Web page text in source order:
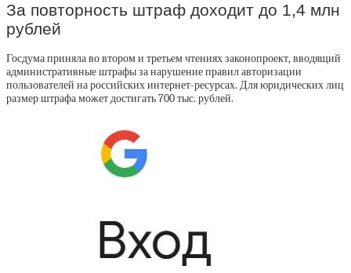
За повторность штраф доходит до 1,4 млн
рублей
Госдума приняла во втором и третьем чтениях законопроект, вводящий
административные штрафы за нарушение правил авторизации
пользователей на российских интернет-ресурсах. Для юридических лиц
размер штрафа может достигать 700 тыс. рублей.